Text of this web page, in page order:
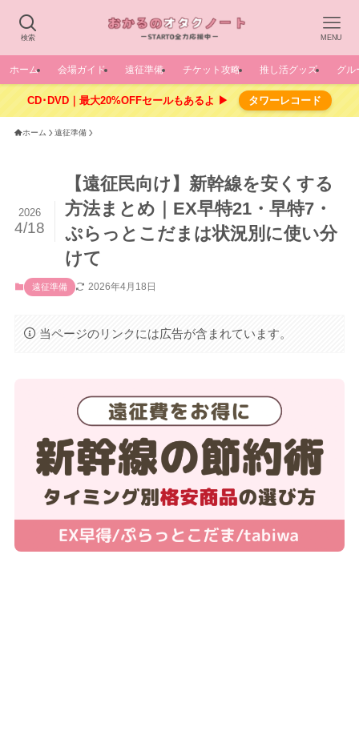
検索 MENU
ホーム 会場ガイド 遠征準備 チケット攻略 推し活グッズ グル
CD･DVD｜最大20%OFFセールもあるよ ▶ タワーレコード
ホーム 遠征準備
【遠征民向け】新幹線を安くする
方法まとめ｜EX早特21・早特7・
ぷらっとこだまは状況別に使い分
けて
2026
4/18
遠征準備 2026年4月18日
当ページのリンクには広告が含まれています。